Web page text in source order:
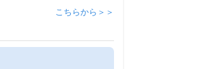
こちらから＞＞